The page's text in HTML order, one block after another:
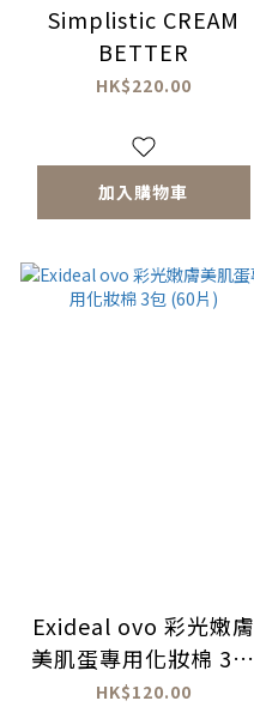
Simplistic CREAM
BETTER
HK$220.00
加入購物車
Exideal ovo 彩光嫩膚
美肌蛋專用化妝棉 3包
(60片)
HK$120.00